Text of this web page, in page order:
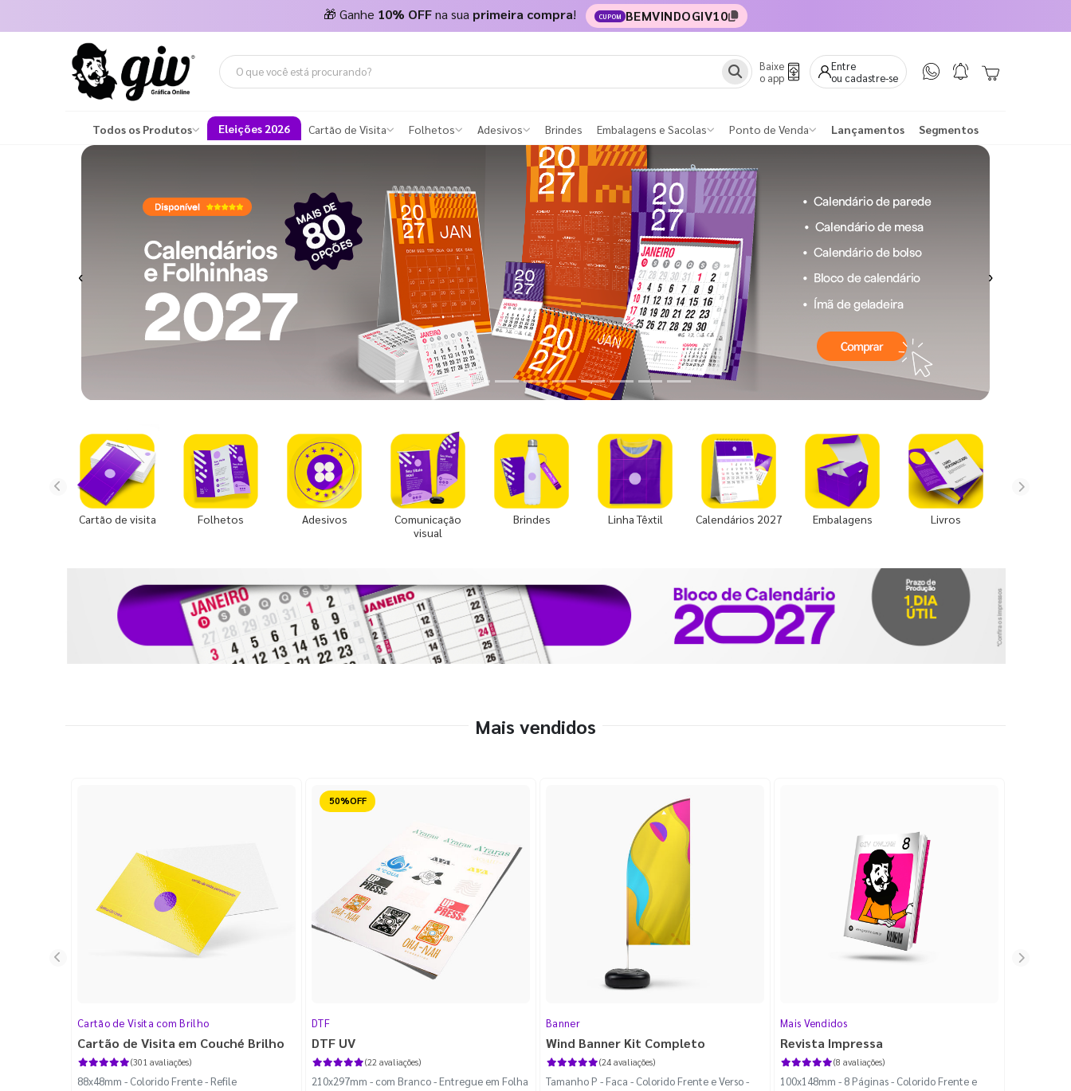
🎁 Ganhe 10% OFFna sua primeira compra! CUPOM BEMVINDOGIV10
Baixe
o app
Entre
ou cadastre-se
Todos os Produtos Eleições 2026 Cartão de Visita Folhetos Adesivos Brindes Embalagens e Sacolas Ponto de Venda Lançamentos Segmentos
Previous Next
Cartão de visita Folhetos Adesivos
Comunicação
visual
Brindes Linha Têxtil Calendários 2027 Embalagens Livros
Mais vendidos
Cartão de Visita com Brilho
Cartão de Visita em Couché Brilho
(301 avaliações)
88x48mm - Colorido Frente - Refile
Reduzido
DTF
DTF UV
(22 avaliações)
210x297mm - com Branco - Entregue em Folha
Banner
Wind Banner Kit Completo
(24 avaliações)
Tamanho P - Faca - Colorido Frente e Verso -
Mais Vendidos
Revista Impressa
(8 avaliações)
100x148mm - 8 Páginas - Colorido Frente e